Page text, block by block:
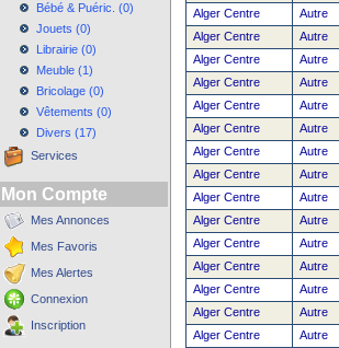
Bébé & Puéric. (0)
Jouets (0)
Librairie (0)
Meuble (1)
Bricolage (0)
Vêtements (0)
Divers (17)
Services
Mon Compte
Mes Annonces
Mes Favoris
Mes Alertes
Connexion
Inscription
Alger Centre
Autre
Alger Centre
Autre
Alger Centre
Autre
Alger Centre
Autre
Alger Centre
Autre
Alger Centre
Autre
Alger Centre
Autre
Alger Centre
Autre
Alger Centre
Autre
Alger Centre
Autre
Alger Centre
Autre
Alger Centre
Autre
Alger Centre
Autre
Alger Centre
Autre
Alger Centre
Autre